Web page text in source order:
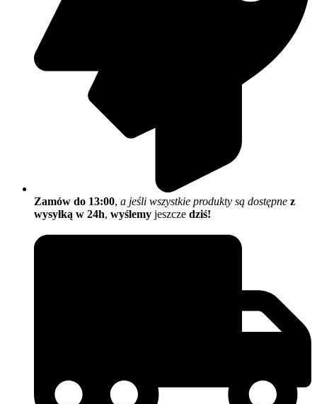
Zamów do 13:00, a jeśli wszystkie produkty są dostępne z
wysyłką w 24h, wyślemy jeszcze dziś!